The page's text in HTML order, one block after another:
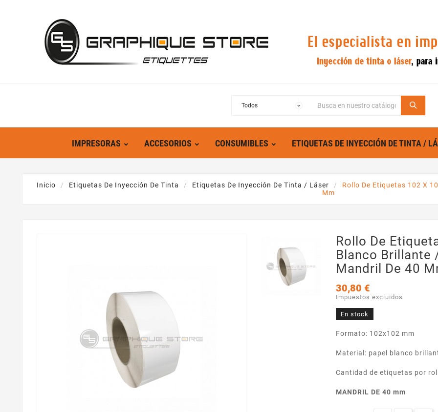
IMPRESORAS ACCESORIOS CONSUMIBLES ETIQUETAS DE INYECCIÓN DE TINTA /
Inicio Etiquetas De Inyección De Tinta Etiquetas De Inyección De Tinta / Láser
Rollo De Etiquetas 102 X
Mm
Rollo De
Blanco Brillante
Mandril De 40
30,80 €
Impuestos excluidos
En stock
Formato: 102x102 mm
Material: papel blanco
Cantidad de etiquetas por
MANDRIL DE 40 mm